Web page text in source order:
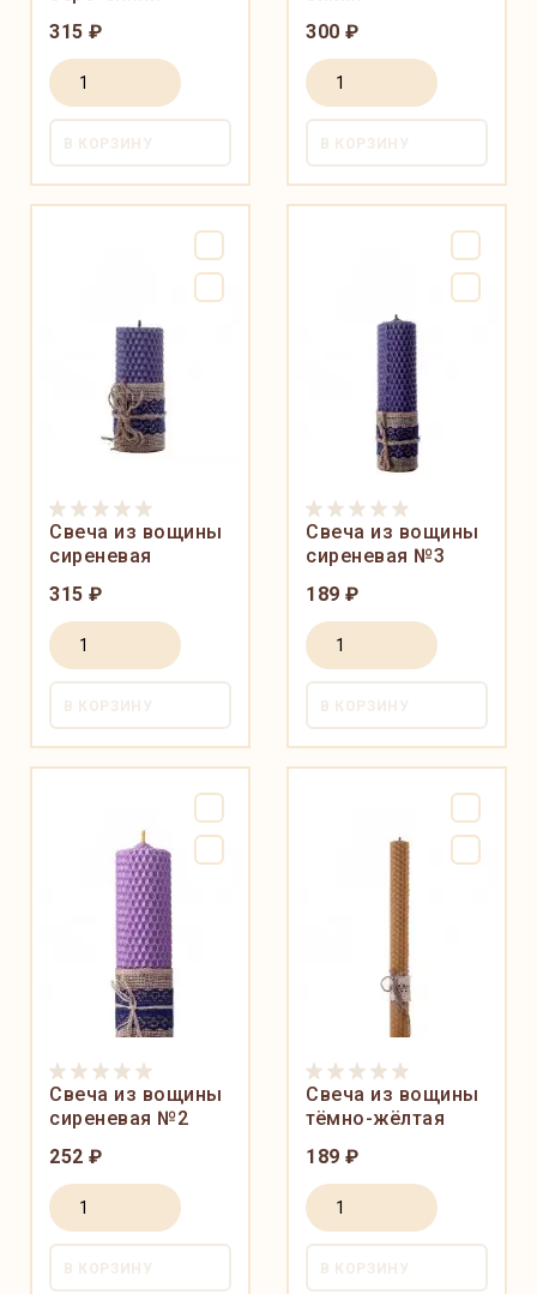
315 ₽
В КОРЗИНУ
300 ₽
В КОРЗИНУ
Свеча из вощины
сиреневая
315 ₽
В КОРЗИНУ
Свеча из вощины
сиреневая №3
189 ₽
В КОРЗИНУ
Свеча из вощины
сиреневая №2
252 ₽
В КОРЗИНУ
Свеча из вощины
тёмно-жёлтая
189 ₽
В КОРЗИНУ